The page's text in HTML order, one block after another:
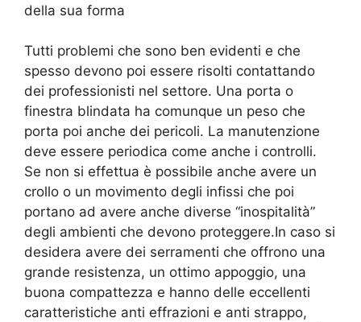
della sua forma
Tutti problemi che sono ben evidenti e che
spesso devono poi essere risolti contattando
dei professionisti nel settore. Una porta o
finestra blindata ha comunque un peso che
porta poi anche dei pericoli. La manutenzione
deve essere periodica come anche i controlli.
Se non si effettua è possibile anche avere un
crollo o un movimento degli infissi che poi
portano ad avere anche diverse “inospitalità”
degli ambienti che devono proteggere.In caso si
desidera avere dei serramenti che offrono una
grande resistenza, un ottimo appoggio, una
buona compattezza e hanno delle eccellenti
caratteristiche anti effrazioni e anti strappo,